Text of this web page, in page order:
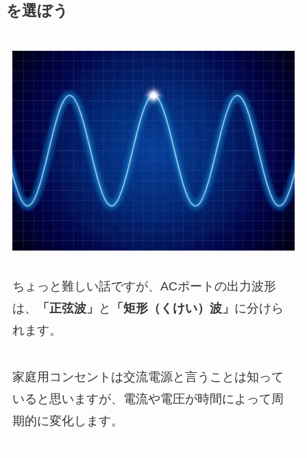
を選ぼう
ちょっと難しい話ですが、ACポートの出力波形
は、
「正弦波」 と 「矩形（くけい）波」 に分けら
れます。
家庭用コンセントは交流電源と言うことは知って
いると思いますが、電流や電圧が時間によって周
期的に変化します。